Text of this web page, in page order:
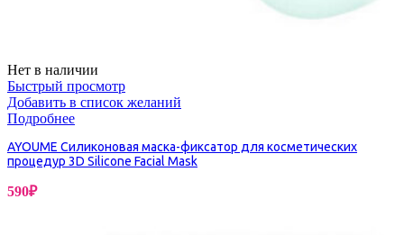
Нет в наличии
Быстрый просмотр
Добавить в список желаний
Подробнее
AYOUME Силиконовая маска-фиксатор для косметических
процедур 3D Silicone Facial Mask
590₽